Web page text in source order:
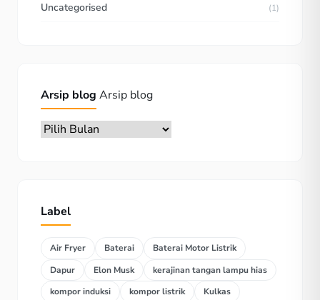
Uncategorised (1)
Arsip blog Arsip blog
Label
Air Fryer Baterai
Baterai Motor Listrik
Dapur
Elon Musk
kerajinan tangan lampu hias
kompor induksi
kompor listrik
Kulkas